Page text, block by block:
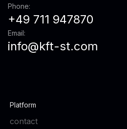
Phone:
+49 711 947870
Email:
info@kft-st.com
Platform
contact